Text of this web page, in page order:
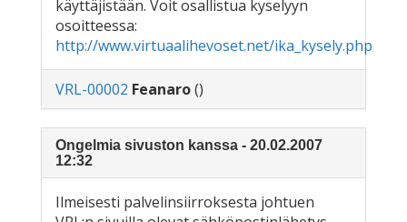
käyttäjistään. Voit osallistua kyselyyn
osoitteessa:
http://www.virtuaalihevoset.net/ika_kysely.php
VRL-00002 Feanaro()
Ongelmia sivuston kanssa - 20.02.2007
12:32
Ilmeisesti palvelinsiirroksesta johtuen